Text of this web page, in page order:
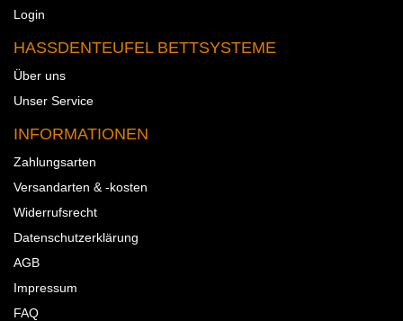
Login
HASSDENTEUFEL BETTSYSTEME
Über uns
Unser Service
INFORMATIONEN
Zahlungsarten
Versandarten & -kosten
Widerrufsrecht
Datenschutzerklärung
AGB
Impressum
FAQ